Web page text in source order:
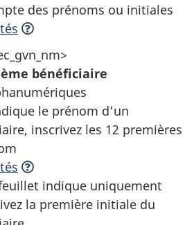
des prénoms ou initiales
bénéficiaire
le prénom d’un
inscrivez les 12 premières
indique uniquement
la première initiale du